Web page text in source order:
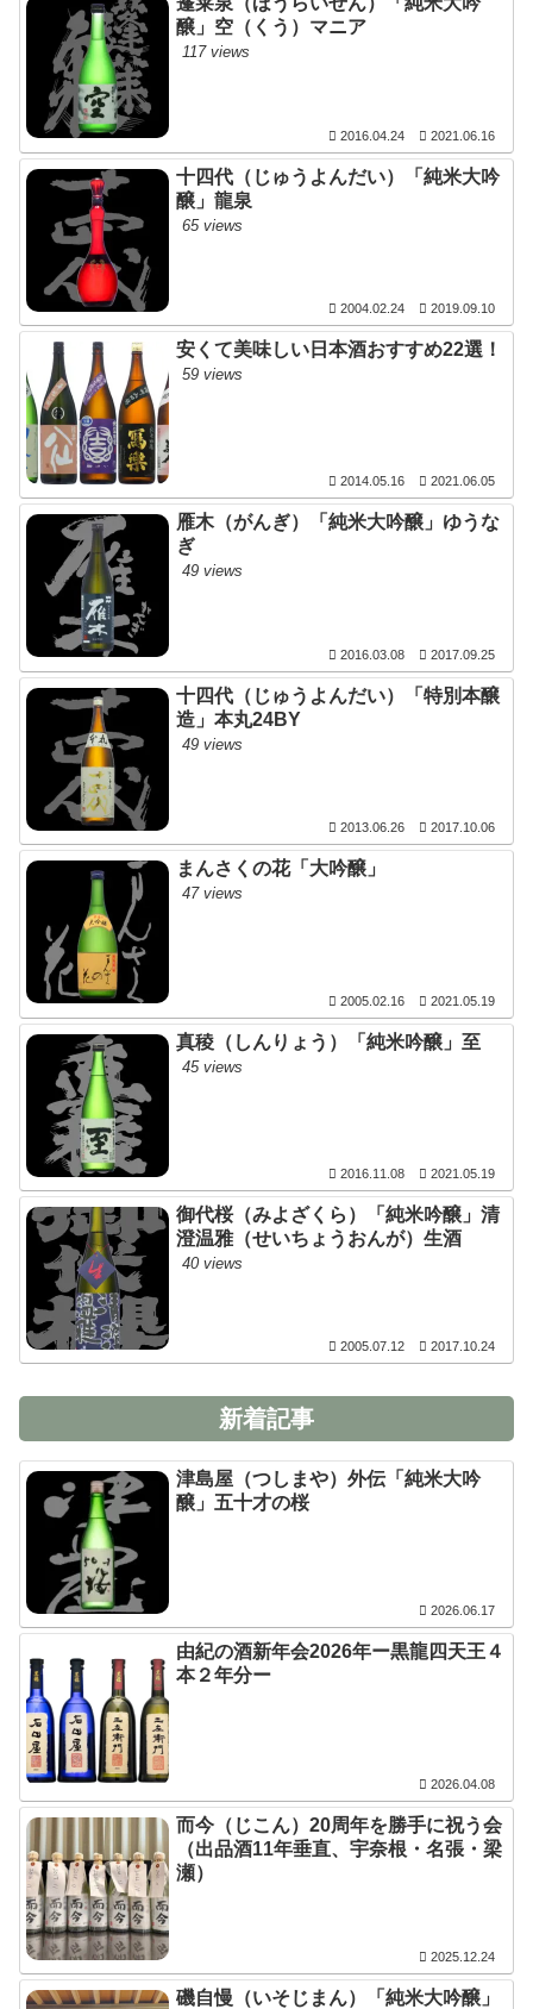
醸」空（くう）マニア
117 views
2016.04.24 2021.06.16
十四代（じゅうよんだい）「純米大吟
醸」龍泉
65 views
2004.02.24 2019.09.10
安くて美味しい日本酒おすすめ22選！
59 views
2014.05.16 2021.06.05
雁木（がんぎ）「純米大吟醸」ゆうな
ぎ
49 views
2016.03.08 2017.09.25
十四代（じゅうよんだい）「特別本醸
造」本丸24BY
49 views
2013.06.26 2017.10.06
まんさくの花「大吟醸」
47 views
2005.02.16 2021.05.19
真稜（しんりょう）「純米吟醸」至
45 views
2016.11.08 2021.05.19
御代桜（みよざくら）「純米吟醸」清
澄温雅（せいちょうおんが）生酒
40 views
2005.07.12 2017.10.24
新着記事
津島屋（つしまや）外伝「純米大吟
醸」五十才の桜
2026.06.17
由紀の酒新年会2026年ー黒龍四天王４
本２年分ー
2026.04.08
而今（じこん）20周年を勝手に祝う会
（出品酒11年垂直、宇奈根・名張・梁
瀬）
2025.12.24
磯自慢（いそじまん）「純米大吟醸」